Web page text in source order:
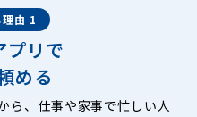
由 1
プリで
める
ら、仕事や家事で忙しい人